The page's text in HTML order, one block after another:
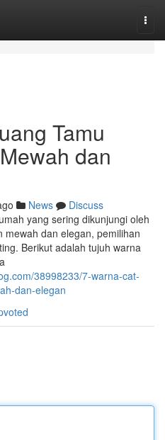
Tamu
dan
News
Discuss
yang sering dikunjungi oleh
dan elegan, pemilihan
Berikut adalah tujuh warna
38998233/7-warna-cat-
dan-elegan